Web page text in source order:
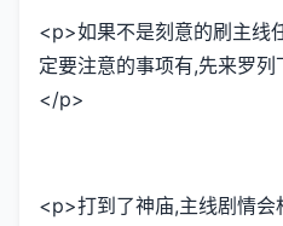
<p>如果不是刻意的刷主线
定要注意的事项有,先来罗列
</p>
<p>打到了神庙,主线剧情会